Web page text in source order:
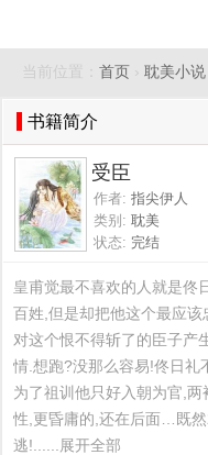
当前位置： 首页 › 耽美小说
书籍简介
受臣
作者: 指尖伊人
类别: 耽美
状态: 完结
皇甫觉最不喜欢的人就是佟
百姓,但是却把他这个最应
对这个恨不得斩了的臣子产
情.想跑?没那么容易!佟日礼
为了祖训他只好入朝为官,
性,更昏庸的,还在后面…既
逃!......展开全部